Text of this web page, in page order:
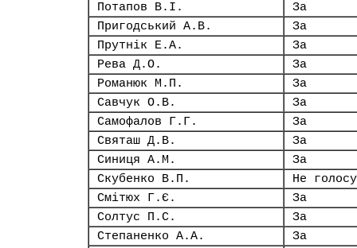
Потапов В.І.
За
Пригодський А.В.
За
Прутнік Е.А.
За
Рева Д.О.
За
Романюк М.П.
За
Савчук О.В.
За
Самофалов Г.Г.
За
Святаш Д.В.
За
Синиця А.М.
За
Скубенко В.П.
Не
Смітюх Г.Є.
За
Солтус П.С.
За
Степаненко А.А.
За